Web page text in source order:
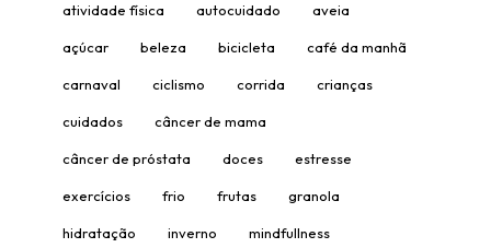
atividade física autocuidado aveia
açúcar beleza bicicleta café da manhã
carnaval ciclismo corrida crianças
cuidados câncer de mama
câncer de próstata doces estresse
exercícios frio frutas granola
hidratação inverno mindfullness